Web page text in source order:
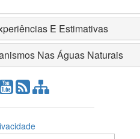
E Estimativas
Nas Águas Naturais